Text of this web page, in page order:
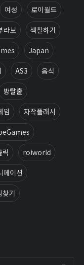
여성 로이월드
라보 색칠하기
Japan
AS3 음식
방탈출
임 자작플래시
릭 roiworld
메이션
찾기